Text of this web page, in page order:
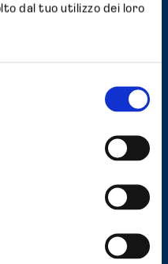
dal tuo utilizzo dei loro
di
per il
dei
inquinamento